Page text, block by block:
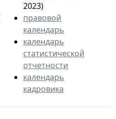
2023)
правовой
календарь
календарь
статистической
отчетности
календарь
кадровика